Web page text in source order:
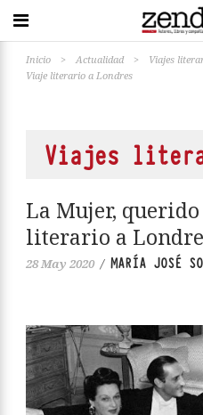
Inicio > Actualidad > Viajes
Viaje literario a Londres
Viajes
La Mujer,
literario a
28 May 2020 / MARÍA JOSÉ